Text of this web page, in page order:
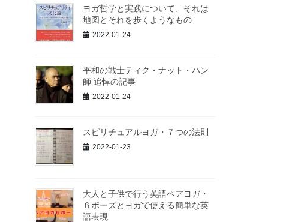
ヨガ哲学と実践について、それは
地図とそれを歩くようなもの
2022-01-24
平和の戦士ティク・ナット・ハン
師 追悼の記事
2022-01-24
スピリチュアルヨガ・７つの法則
2022-01-23
大人と子供で行う英語ペアヨガ・
６ポーズとヨガで使える簡単な英
語表現